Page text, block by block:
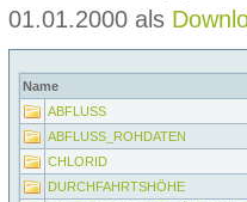
01.01.2000 als
Name
ABFLUSS
ABFLUSS_ROHDATEN
CHLORID
DURCHFAHRTSHÖHE